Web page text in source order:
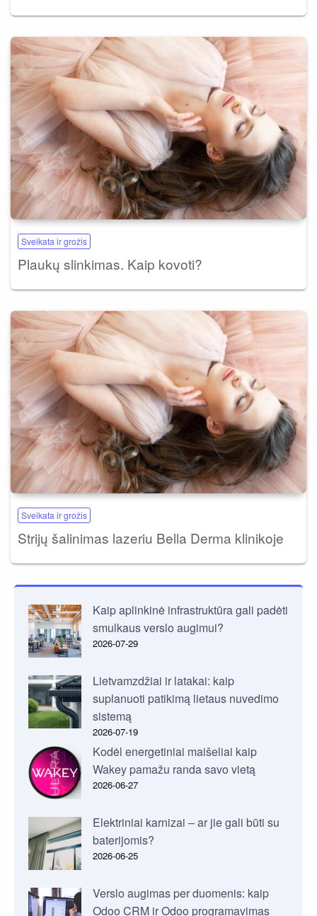
Sveikata ir grožis
Plaukų slinkimas. Kaip kovoti?
Sveikata ir grožis
Strijų šalinimas lazeriu Bella Derma klinikoje
Kaip aplinkinė infrastruktūra gali padėti
smulkaus verslo augimui?
2026-07-29
Lietvamzdžiai ir latakai: kaip
suplanuoti patikimą lietaus nuvedimo
sistemą
2026-07-19
Kodėl energetiniai maišeliai kaip
Wakey pamažu randa savo vietą
2026-06-27
Elektriniai karnizai – ar jie gali būti su
baterijomis?
2026-06-25
Verslo augimas per duomenis: kaip
Odoo CRM ir Odoo programavimas